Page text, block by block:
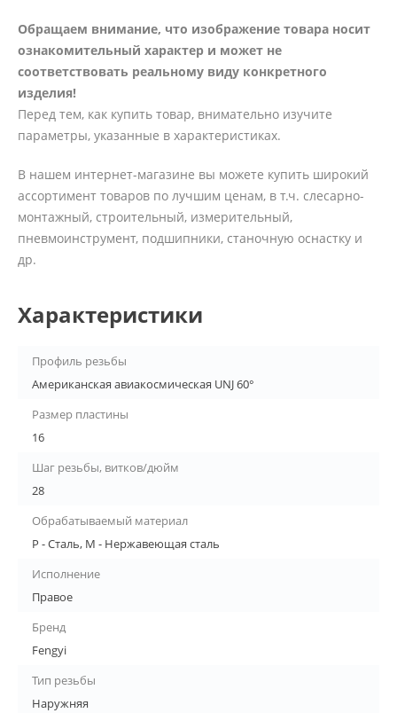
Обращаем внимание, что изображение товара носит
ознакомительный характер и может не
соответствовать реальному виду конкретного
изделия!
Перед тем, как купить товар, внимательно изучите
параметры, указанные в характеристиках.
В нашем интернет-магазине вы можете купить широкий
ассортимент товаров по лучшим ценам, в т.ч. слесарно-
монтажный, строительный, измерительный,
пневмоинструмент, подшипники, станочную оснастку и
др.
Характеристики
Профиль резьбы
Американская авиакосмичеcкая UNJ 60°
Размер пластины
16
Шаг резьбы, витков/дюйм
28
Обрабатываемый материал
P - Сталь, M - Нержавеющая сталь
Исполнение
Правое
Бренд
Fengyi
Тип резьбы
Наружняя